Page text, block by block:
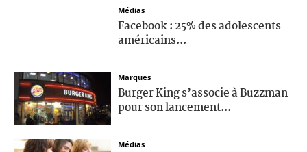
Médias
Facebook : 25% des adolescents
américains...
Marques
Burger King s’associe à Buzzman
pour son lancement...
Médias